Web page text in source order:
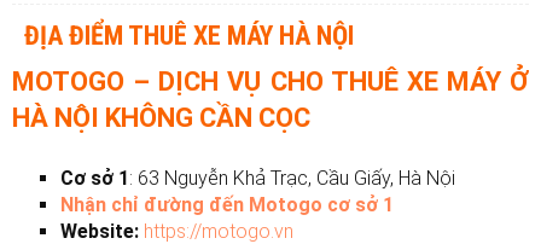
Cho thuê xe honda
Cho thuê xe Suzuki
ĐỊA ĐIỂM THUÊ XE MÁY HÀ NỘI
MOTOGO – DỊCH VỤ CHO THUÊ XE MÁY Ở
HÀ NỘI KHÔNG CẦN CỌC
Cơ sở 1 : 63 Nguyễn Khả Trạc, Cầu Giấy, Hà Nội
Nhận chỉ đường đến Motogo cơ sở 1
Website: https://motogo.vn